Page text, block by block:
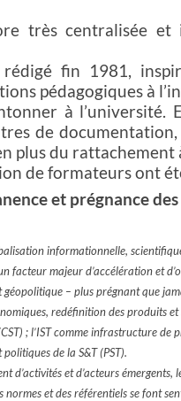
très centralisée
fin 1981,
pédagogiques à
à l’université.
de
plus du rattachement
de formateurs ont
et prégnance
informationnelle,
facteur majeur d’accélération et
– plus prégnant que
redéfinition des produits
; l’IST comme infrastructure de
de la S&T (PST).
d’activités et d’acteurs
et des référentiels se font